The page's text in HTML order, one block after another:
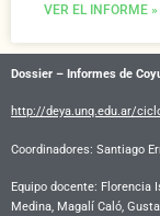
VER EL INFORME »
Dossier – Informes de
http://deya.unq.edu.ar/
Coordinadores: Santiago
Equipo docente: Florencia
Medina, Magalí Caló,